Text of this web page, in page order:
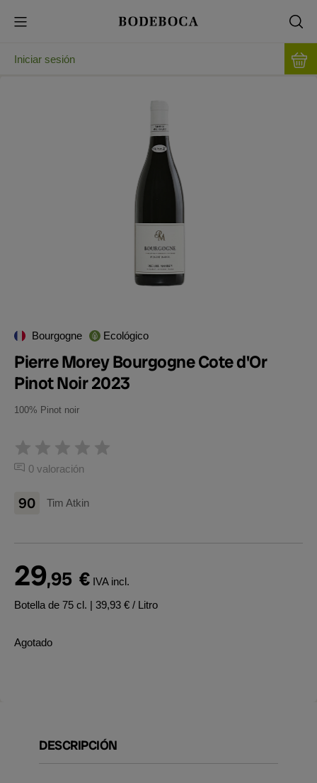
Iniciar sesión
Bourgogne Ecológico
Pierre Morey Bourgogne Cote d'Or
Pinot Noir 2023
100% Pinot noir
0 valoración
90 Tim Atkin
29,95 € IVA incl.
Botella de 75 cl. | 39,93 € / Litro
Agotado
DESCRIPCIÓN